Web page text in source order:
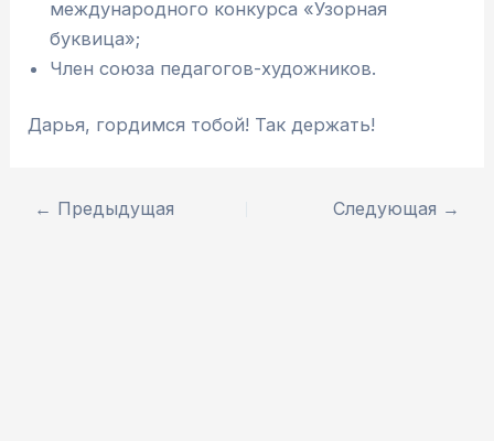
международного конкурса «Узорная
буквица»;
Член союза педагогов-художников.
Дарья, гордимся тобой! Так держать!
← Предыдущая Следующая →